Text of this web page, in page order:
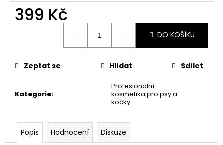
399 Kč
DO KOŠÍKU
Kategorie:
Profesionální
kosmetika pro psy a
kočky
Zeptat se Hlídat Sdílet
Popis Hodnocení Diskuze
HYDRA
ML.
DEMATTING
249
Kč